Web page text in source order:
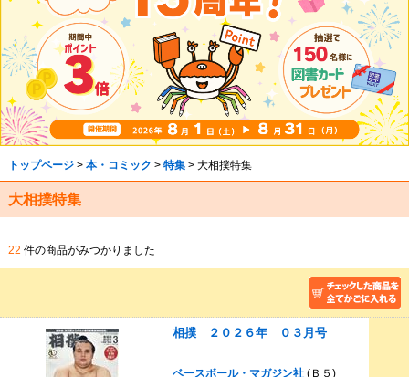
トップページ> 本・コミック > 特集> 大相撲特集
大相撲特集
22 件の商品がみつかりました
相撲 ２０２６年 ０３月号
ベースボール・マガジン社(Ｂ５)